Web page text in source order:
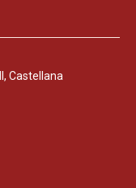
Castellana